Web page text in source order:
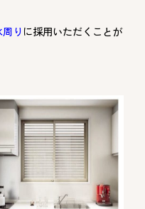
り に採用いただくことが